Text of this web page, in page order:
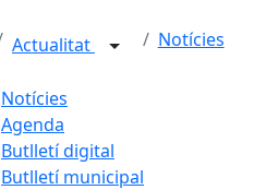
Actualitat Notícies
Notícies
Agenda
Butlletí digital
Butlletí municipal